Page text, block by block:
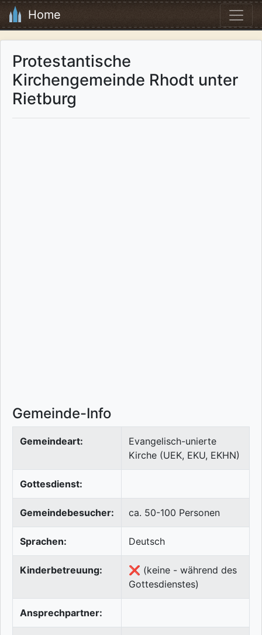
Home
Protestantische
Kirchengemeinde Rhodt unter
Rietburg
Gemeinde-Info
Gemeindeart:
Evangelisch-unierte
Kirche (UEK, EKU, EKHN)
Gottesdienst:
Gemeindebesucher: ca. 50-100 Personen
Sprachen: Deutsch
Kinderbetreuung:
❌ (keine - während des
Gottesdienstes)
Ansprechpartner: